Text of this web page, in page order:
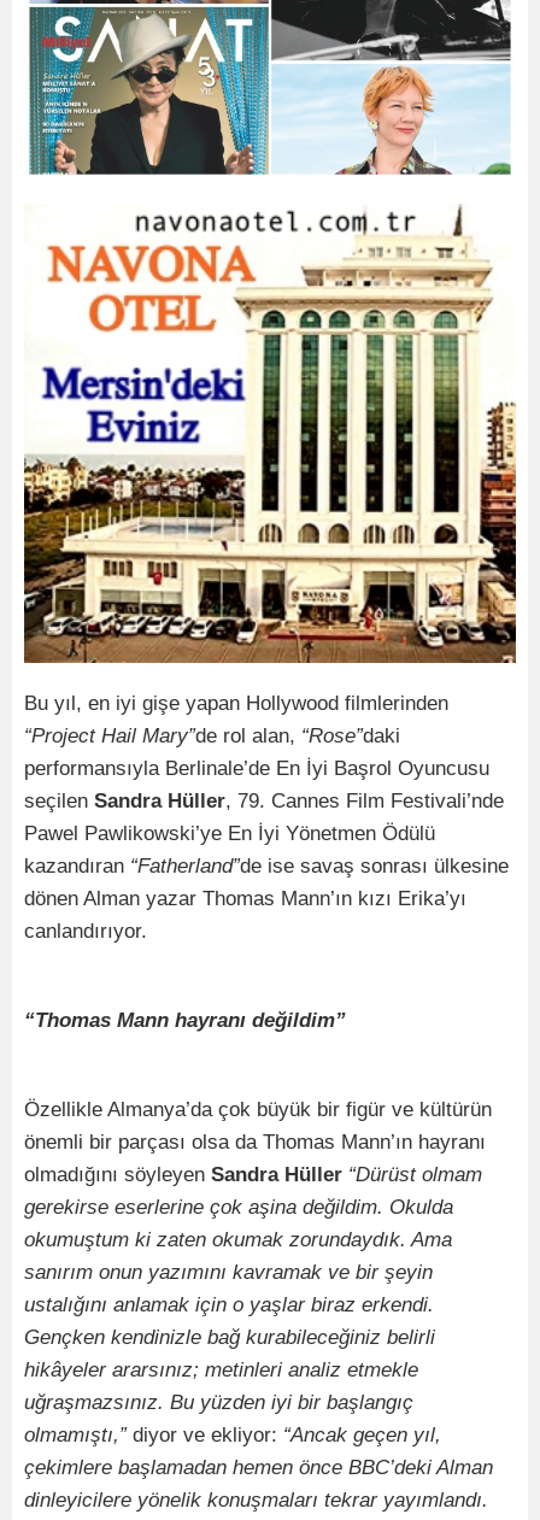
Bu yıl, en iyi gişe yapan Hollywood filmlerinden
“Project Hail Mary”de rol alan, “Rose”daki
performansıyla Berlinale’de En İyi Başrol Oyuncusu
seçilen Sandra Hüller, 79. Cannes Film Festivali’nde
Pawel Pawlikowski’ye En İyi Yönetmen Ödülü
kazandıran “Fatherland”de ise savaş sonrası ülkesine
dönen Alman yazar Thomas Mann’ın kızı Erika’yı
canlandırıyor.
“Thomas Mann hayranı değildim”
Özellikle Almanya’da çok büyük bir figür ve kültürün
önemli bir parçası olsa da Thomas Mann’ın hayranı
olmadığını söyleyen Sandra Hüller “Dürüst olmam
gerekirse eserlerine çok aşina değildim. Okulda
okumuştum ki zaten okumak zorundaydık. Ama
sanırım onun yazımını kavramak ve bir şeyin
ustalığını anlamak için o yaşlar biraz erkendi.
Gençken kendinizle bağ kurabileceğiniz belirli
hikâyeler ararsınız; metinleri analiz etmekle
uğraşmazsınız. Bu yüzden iyi bir başlangıç
olmamıştı,”diyor ve ekliyor: “Ancak geçen yıl,
çekimlere başlamadan hemen önce BBC’deki Alman
dinleyicilere yönelik konuşmaları tekrar yayımlandı.